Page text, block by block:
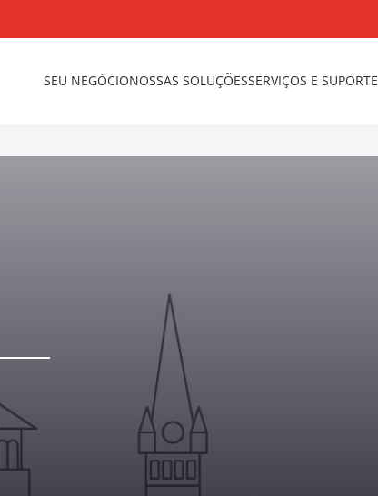
SEU NEGÓCIONOSSAS SOLUÇÕESSERVIÇOS E SUPORTE